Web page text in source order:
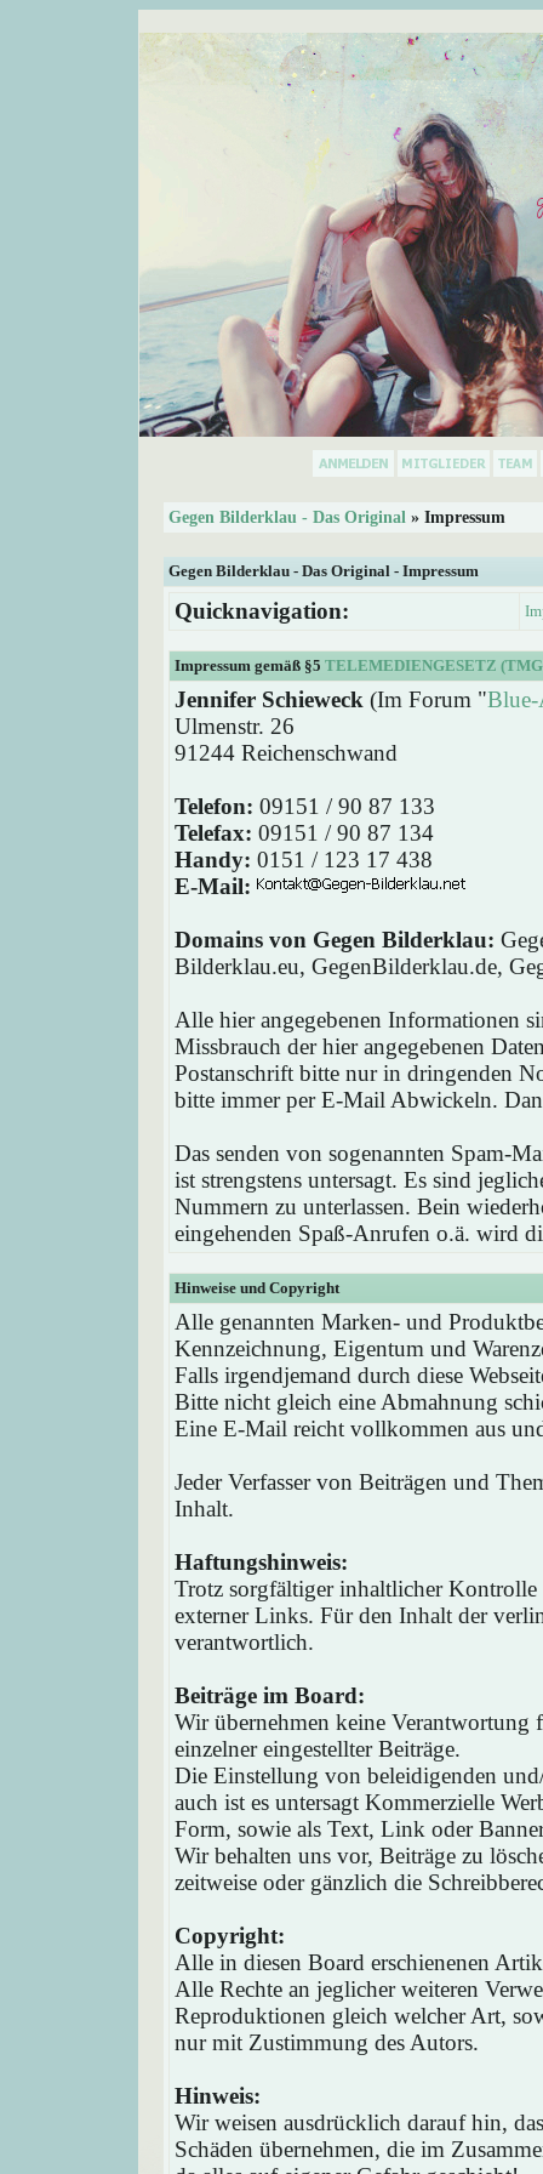
Gegen Bilderklau - Das Original » Impressum
Gegen Bilderklau - Das Original - Impressum
Quicknavigation:
Impressum gemäß §5 TELEMEDIENGESETZ
Jennifer Schieweck (Im Forum "
Ulmenstr. 26
91244 Reichenschwand
Telefon: 09151 / 90 87 133
Telefax: 09151 / 90 87 134
Handy: 0151 / 123 17 438
E-Mail:
Domains von Gegen Bilderklau:
Bilderklau.eu, GegenBilderklau.de,
Alle hier angegebenen Informationen
Missbrauch der hier angegebenen
Postanschrift bitte nur in dringenden
bitte immer per E-Mail Abwickeln.
Das senden von sogenannten Spam-
ist strengstens untersagt. Es sind
Nummern zu unterlassen. Bein
eingehenden Spaß-Anrufen o.ä. wird
Hinweise und Copyright
Alle genannten Marken- und
Kennzeichnung, Eigentum und
Falls irgendjemand durch diese
Bitte nicht gleich eine Abmahnung
Eine E-Mail reicht vollkommen aus
Jeder Verfasser von Beiträgen und
Inhalt.
Haftungshinweis:
Trotz sorgfältiger inhaltlicher
externer Links. Für den Inhalt der
verantwortlich.
Beiträge im Board:
Wir übernehmen keine
einzelner eingestellter Beiträge.
Die Einstellung von beleidigenden
auch ist es untersagt Kommerzielle
Form, sowie als Text, Link oder
Wir behalten uns vor, Beiträge zu
zeitweise oder gänzlich die
Copyright:
Alle in diesen Board erschienenen
Alle Rechte an jeglicher weiteren
Reproduktionen gleich welcher Art,
nur mit Zustimmung des Autors.
Hinweis:
Wir weisen ausdrücklich darauf hin,
Schäden übernehmen, die im